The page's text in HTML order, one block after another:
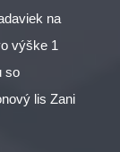
na
výške 1
so
lis Zani